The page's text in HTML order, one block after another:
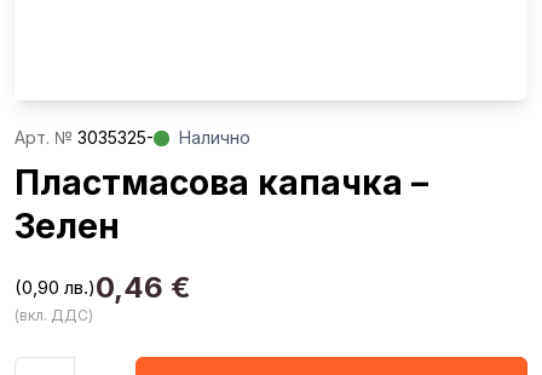
Aрт. № 3035325- Налично
Пластмасова капачка –
Зелен
0,46 €
(0,90 лв.)
(вкл. ДДС)